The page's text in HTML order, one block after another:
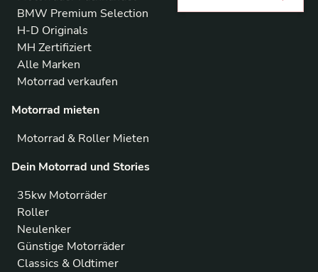
BMW Premium Selection
H-D Originals
MH Zertifiziert
Alle Marken
Motorrad verkaufen
Motorrad mieten
Motorrad & Roller Mieten
Dein Motorrad und Stories
35kw Motorräder
Roller
Neulenker
Günstige Motorräder
Classics & Oldtimer